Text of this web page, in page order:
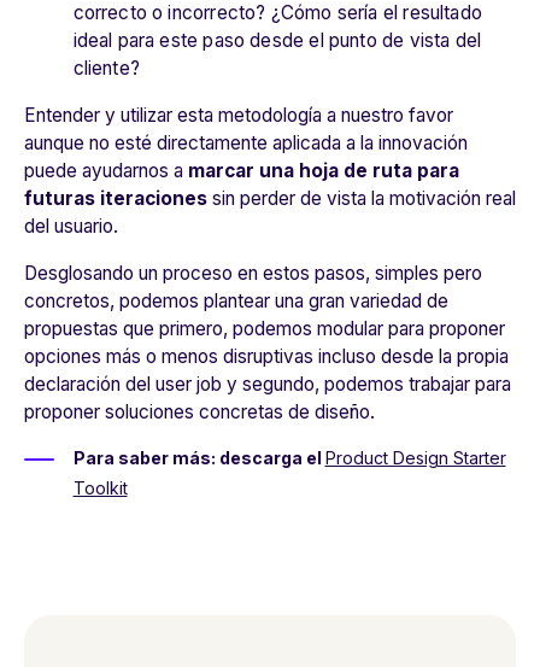
correcto o incorrecto? ¿Cómo sería el resultado
ideal para este paso desde el punto de vista del
cliente?
Entender y utilizar esta metodología a nuestro favor
aunque no esté directamente aplicada a la innovación
puede ayudarnos a marcar una hoja de ruta para
futuras iteraciones sin perder de vista la motivación real
del usuario.
Desglosando un proceso en estos pasos, simples pero
concretos, podemos plantear una gran variedad de
propuestas que primero, podemos modular para proponer
opciones más o menos disruptivas incluso desde la propia
declaración del user job y segundo, podemos trabajar para
proponer soluciones concretas de diseño.
Para saber más: descarga el Product Design Starter
Toolkit